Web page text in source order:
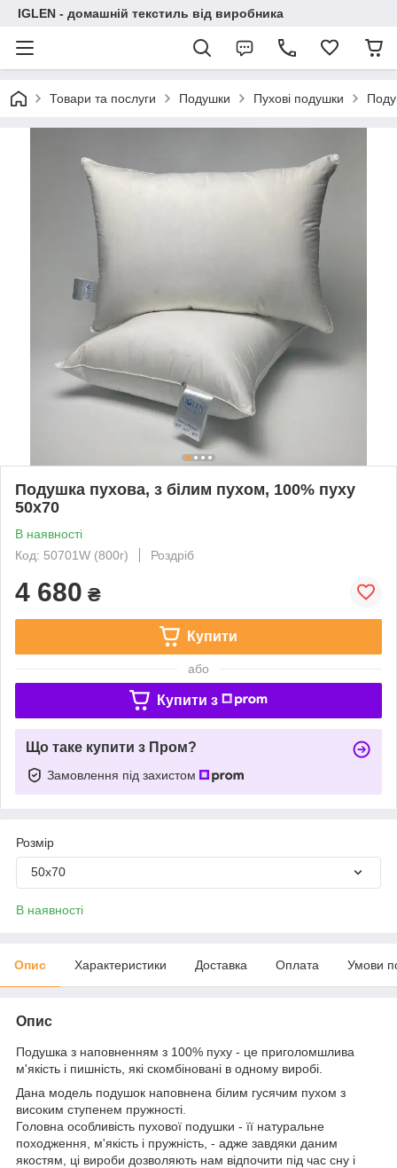
IGLEN - домашній текстиль від виробника
Товари та послуги Подушки Пухові подушки
Подушка пухова, з білим пухом, 100% пуху
50x70
В наявності
Код: 50701W (800г)
Роздріб
4 680 ₴
Купити
або
Купити з
Що таке купити з Пром?
Замовлення під захистом
Розмір
50x70
В наявності
Опис Характеристики Доставка Оплата Умови
Опис
Подушка з наповненням з 100% пуху - це приголомшлива
м'якість і пишність, які скомбіновані в одному виробі.
Дана модель подушок наповнена білим гусячим пухом з
високим ступенем пружності.
Головна особливість пухової подушки - її натуральне
походження, м'якість і пружність, - адже завдяки даним
якостям, ці вироби дозволяють нам відпочити під час сну і